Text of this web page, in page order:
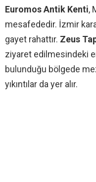
Euromos Antik Kenti,
mesafededir. İzmir
gayet rahattır. Zeus
ziyaret edilmesindeki
bulunduğu bölgede
yıkıntılar da yer alır.